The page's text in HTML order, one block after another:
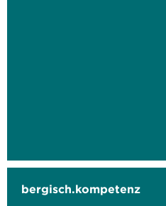
bergisch.kompetenz